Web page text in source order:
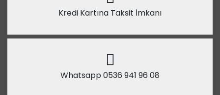
Kredi Kartına Taksit İmkanı
Whatsapp 0536 941 96 08